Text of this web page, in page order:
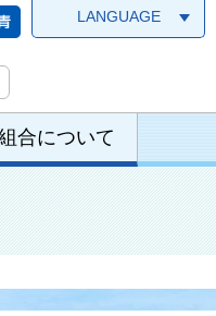
LANGUAGE
合について